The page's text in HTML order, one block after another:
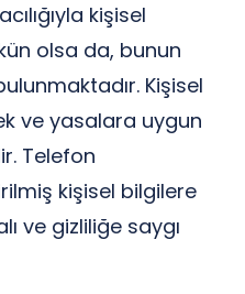
kişisel
olsa da, bunun
Kişisel
ve yasalara uygun
Telefon
kişisel bilgilere
ve gizliliğe saygı